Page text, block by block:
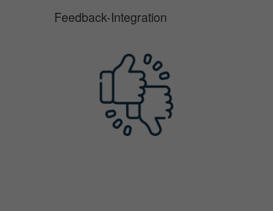
Feedback-Integration